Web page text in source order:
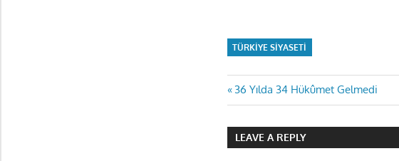
TÜRKIYE SIYASETI
Yazı
gezinmesi
Previous
Post:
36 Yılda 34 Hükûmet Gelmedi
LEAVE A REPLY